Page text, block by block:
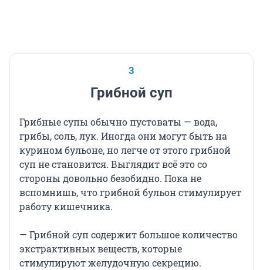
3
Грибной суп
Грибные супы обычно пустоваты — вода,
грибы, соль, лук. Иногда они могут быть на
курином бульоне, но легче от этого грибной
суп не становится. Выглядит всё это со
стороны довольно безобидно. Пока не
вспомнишь, что грибной бульон стимулирует
работу кишечника.
— Грибной суп содержит большое количество
экстрактивных веществ, которые
стимулируют желудочную секрецию.